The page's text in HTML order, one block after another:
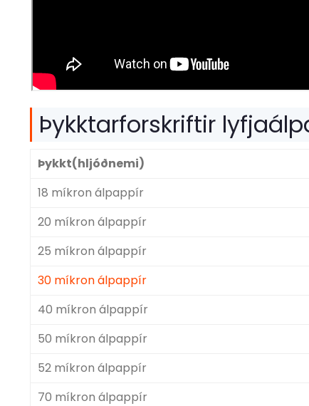
Þykktarforskriftir
Þykkt(hljóðnemi)
18 míkron álpappír
20 míkron álpappír
25 míkron álpappír
30 míkron álpappír
40 míkron álpappír
50 míkron álpappír
52 míkron álpappír
70 míkron álpappír